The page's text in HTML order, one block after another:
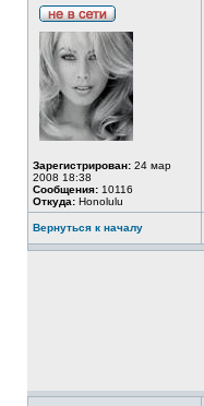
Зарегистрирован: 24 мар
2008 18:38
Сообщения: 10116
Откуда: Honolulu
Вернуться к началу